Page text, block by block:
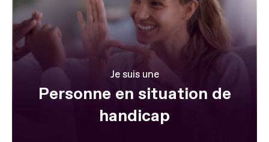
Je suis une
Personne en situation de
handicap